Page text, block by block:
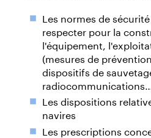
Les normes de
respecter pour la
l'équipement,
(mesures de
dispositifs de
Les dispositions
navires
Les prescriptions